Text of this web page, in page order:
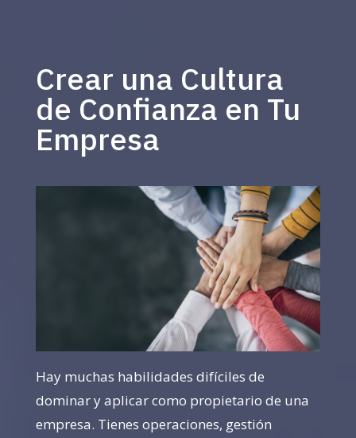
Crear una Cultura
de Confianza en Tu
Empresa
Hay muchas habilidades difíciles de
dominar y aplicar como propietario de una
empresa. Tienes operaciones, gestión